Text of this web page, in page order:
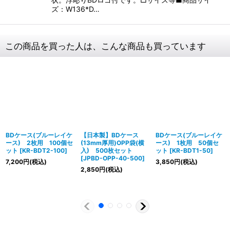
ズ：W136*D…
この商品を買った人は、こんな商品も買っています
BDケース(ブルーレイケ
ース) 2枚用 100個セ
ット [KR-BDT2-100]
7,200円(税込)
【日本製】BDケース
(13mm厚用)OPP袋(横
入) 500枚セット
[JPBD-OPP-40-500]
2,850円(税込)
BDケース(ブルーレイケ
ース) 1枚用 50個セ
ット [KR-BDT1-50]
3,850円(税込)